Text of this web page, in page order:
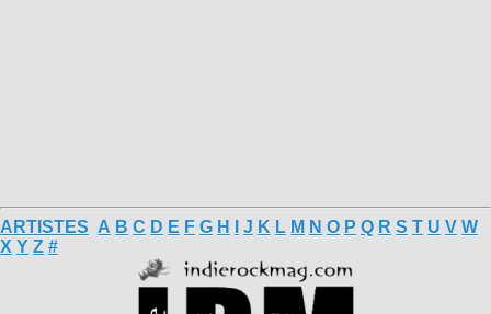
ARTISTES A B C D E F G H J K L M N O P Q R S T U V W
X Y Z #